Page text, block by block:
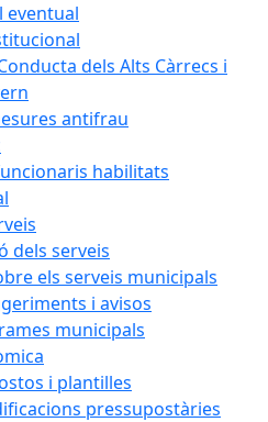
eventual
dels Alts Càrrecs i
antifrau
habilitats
dels serveis
els serveis municipals
i avisos
municipals
i plantilles
pressupostàries